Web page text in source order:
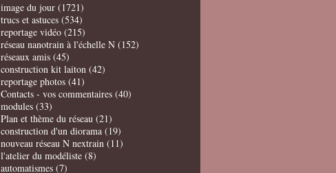
image du jour (1721)
trucs et astuces (534)
reportage vidéo (215)
réseau nanotrain à l'échelle N (152)
réseaux amis (45)
construction kit laiton (42)
reportage photos (41)
Contacts - vos commentaires (40)
modules (33)
Plan et thème du réseau (21)
construction d'un diorama (19)
nouveau réseau N nextrain (11)
l'atelier du modéliste (8)
automatismes (7)